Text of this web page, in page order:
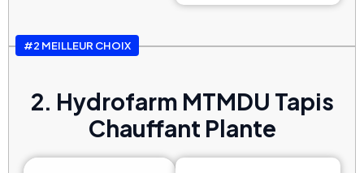
#2 MEILLEUR CHOIX
2. Hydrofarm MTMDU Tapis
Chauffant Plante